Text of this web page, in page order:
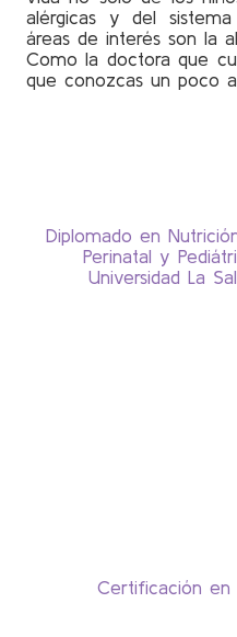
alérgicas y del
áreas de interés son la
Como la doctora que
que conozcas un poco
Diplomado en
Perinatal y
Universidad La
Certificación en